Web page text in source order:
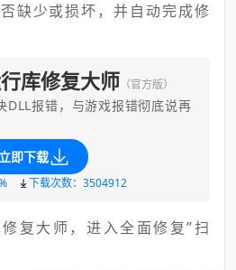
缺少或损坏，并自动完成修
库修复大师 （官方版）
DLL报错，与游戏报错彻底说再
即下载
下载次数：3504912
复大师，进入全面修复”扫